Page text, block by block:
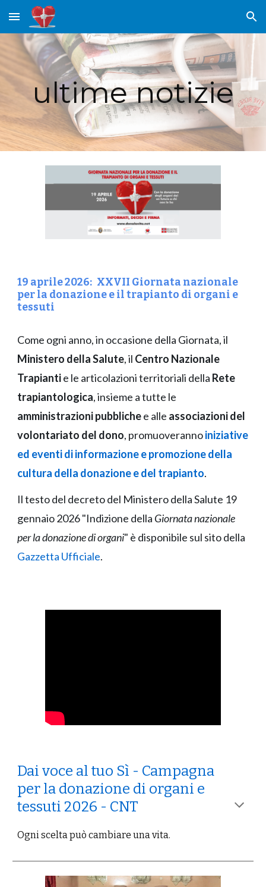
Skip to main content Skip to navigation
ultime notizie
19 aprile 2026: XXVII Giornata nazionale
per la donazione e il trapianto di organi e
tessuti
Come ogni anno, in occasione della Giornata, il
Ministero della Salute, il Centro Nazionale
Trapiantie le articolazioni territoriali della Rete
trapiantologica, insieme a tutte le
amministrazioni pubblichee alle associazioni del
volontariato del dono, promuoverannoiniziative
ed eventi di informazione e promozione della
cultura della donazione e del trapianto.
Il testo del decreto del Ministero della Salute 19
gennaio2026"Indizione della Giornata nazionale
per la donazione di organi" è disponibile sul sito della
Gazzetta Ufficiale.
Dai voce al tuo Sì - Campagna
per la donazione di organi e
tessuti 2026 - CNT
Ogni scelta può cambiare una vita.